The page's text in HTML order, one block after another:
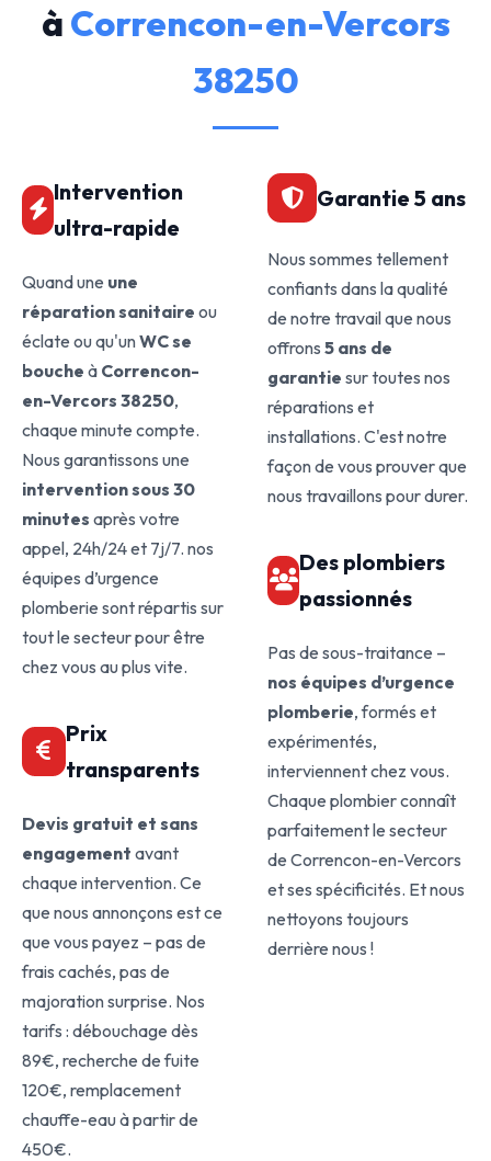
à Correncon-en-Vercors
38250
Intervention
ultra-rapide
Quand une une
réparation sanitaire ou
éclate ou qu'unWC se
bouche à Correncon-
en-Vercors 38250,
chaque minute compte.
Nous garantissons une
intervention sous 30
minutes après votre
appel, 24h/24 et 7j/7. nos
équipes d’urgence
plomberie sont répartis sur
tout le secteur pour être
chez vous au plus vite.
Prix
transparents
Devis gratuit et sans
engagement avant
chaque intervention. Ce
que nous annonçons est ce
que vous payez – pas de
frais cachés, pas de
majoration surprise. Nos
tarifs : débouchage dès
89€, recherche de fuite
120€, remplacement
chauffe-eau à partir de
450€.
Garantie 5 ans
Nous sommes tellement
confiants dans la qualité
de notre travail que nous
offrons 5 ans de
garantie sur toutes nos
réparations et
installations. C'est notre
façon de vous prouver que
nous travaillons pour durer.
Des plombiers
passionnés
Pas de sous-traitance –
nos équipes d’urgence
plomberie, formés et
expérimentés,
interviennent chez vous.
Chaque plombier connaît
parfaitement le secteur
de Correncon-en-Vercors
et ses spécificités. Et nous
nettoyons toujours
derrière nous !